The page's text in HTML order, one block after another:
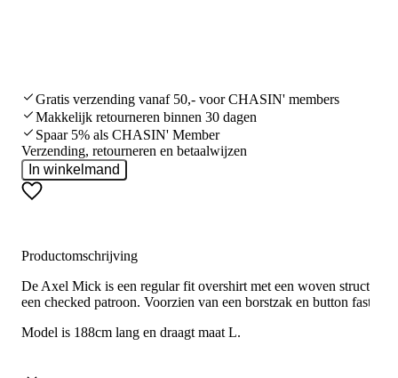
Gratis verzending vanaf 50,- voor CHASIN' members
Makkelijk retourneren binnen 30 dagen
Spaar 5% als CHASIN' Member
Verzending, retourneren en betaalwijzen
In winkelmand
Productomschrijving
De Axel Mick is een regular fit overshirt met een woven structure
een checked patroon. Voorzien van een borstzak en button
Model is 188cm lang en draagt maat L.